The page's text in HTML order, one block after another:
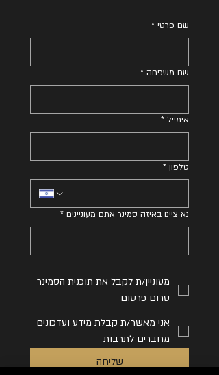
שם פרטי *
שם משפחה *
אימייל *
טלפון *
נא ציינו באיזה סמינר אתם מעוניינים *
מעוניין/ת לקבל את תוכנית הסמינר
טרום פרסום
אני מאשר/ת קבלת מידע ועדכונים
מחברים לתרבות
שליחה